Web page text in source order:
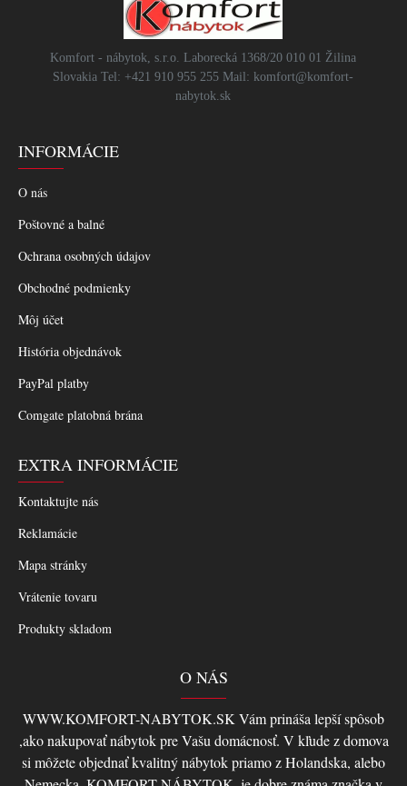
Komfort - nábytok, s.r.o. Laborecká 1368/20 010 01 Žilina
Slovakia Tel: +421 910 955 255 Mail: komfort@komfort-
nabytok.sk
INFORMÁCIE
O nás
Poštovné a balné
Ochrana osobných údajov
Obchodné podmienky
Môj účet
História objednávok
PayPal platby
Comgate platobná brána
EXTRA INFORMÁCIE
Kontaktujte nás
Reklamácie
Mapa stránky
Vrátenie tovaru
Produkty skladom
O NÁS
WWW.KOMFORT-NABYTOK.SK Vám prináša lepší spôsob
,ako nakupovať nábytok pre Vašu domácnosť. V kľude z domova
si môžete objednať kvalitný nábytok priamo z Holandska, alebo